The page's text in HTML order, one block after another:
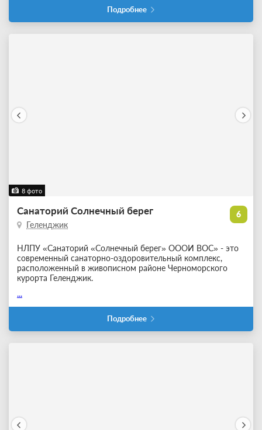
Подробнее
8 фото
6
Санаторий Солнечный берег
Геленджик
НЛПУ «Санаторий «Солнечный берег» ОООИ ВОС» - это
современный санаторно-оздоровительный комплекс,
расположенный в живописном районе Черноморского
курорта Геленджик.
...
Подробнее